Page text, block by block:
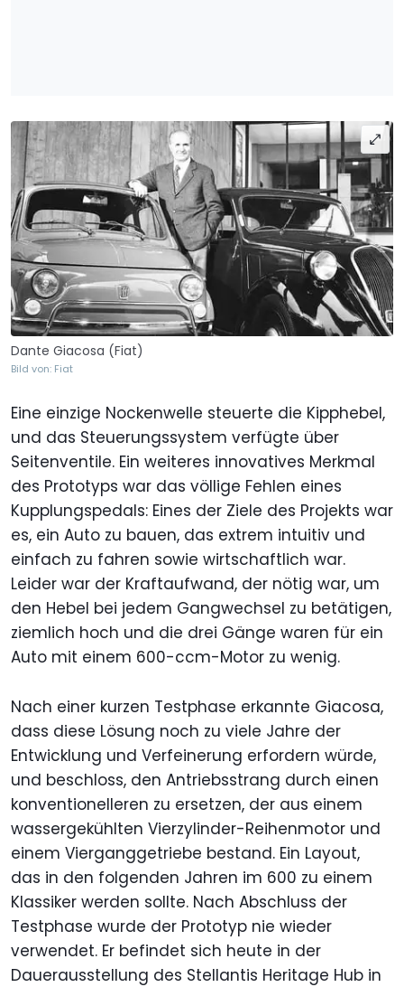
Dante Giacosa (Fiat)
Bild von: Fiat
Eine einzige Nockenwelle steuerte die Kipphebel,
und das Steuerungssystem verfügte über
Seitenventile. Ein weiteres innovatives Merkmal
des Prototyps war das völlige Fehlen eines
Kupplungspedals: Eines der Ziele des Projekts war
es, ein Auto zu bauen, das extrem intuitiv und
einfach zu fahren sowie wirtschaftlich war.
Leider war der Kraftaufwand, der nötig war, um
den Hebel bei jedem Gangwechsel zu betätigen,
ziemlich hoch und die drei Gänge waren für ein
Auto mit einem 600-ccm-Motor zu wenig.
Nach einer kurzen Testphase erkannte Giacosa,
dass diese Lösung noch zu viele Jahre der
Entwicklung und Verfeinerung erfordern würde,
und beschloss, den Antriebsstrang durch einen
konventionelleren zu ersetzen, der aus einem
wassergekühlten Vierzylinder-Reihenmotor und
einem Vierganggetriebe bestand. Ein Layout,
das in den folgenden Jahren im 600 zu einem
Klassiker werden sollte. Nach Abschluss der
Testphase wurde der Prototyp nie wieder
verwendet. Er befindet sich heute in der
Dauerausstellung des Stellantis Heritage Hub in